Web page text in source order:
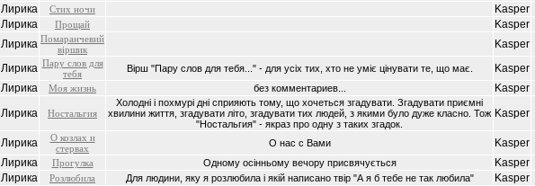
Лирика Стих ночи Kasper
Лирика
Прощай Kasper
Лирика Помаранчевий
вiршик
Kasper
Лирика Пару слов для
тебя
Вiрш "Пару слов для тебя..." - для усiх тих, хто не умiє цiнувати те, що має. Kasper
Лирика
Моя жизнь без комментариев... Kasper
Лирика
Ностальгия
Холоднi i похмурi днi сприяють тому, що хочеться згадувати. Згадувати приємнi
хвилини життя, згадувати лiто, згадувати тих людей, з якими було дуже класно. Тож
"Hостальгия" - якраз про одну з таких згадок.
Kasper
Лирика
О козлах и
стервах
О нас с Вами Kasper
Лирика
Прогулка Одному осiнньому вечору присвячується Kasper
Лирика
Розлюбила Для людини, яку я розлюбила i якiй написано твiр "А я б тебе не так любила" Kasper